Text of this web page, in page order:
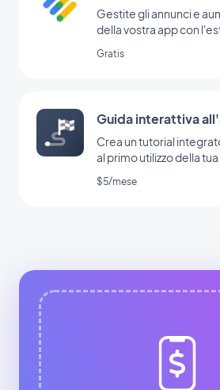
Gestite gli annunci e
della vostra app con
Gratis
Guida interattiva
Crea un tutorial
al primo utilizzo della
$5/mese